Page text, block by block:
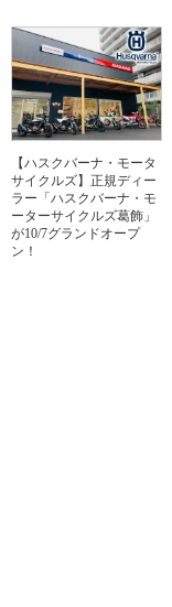
【ハスクバーナ・モータ
サイクルズ】正規ディー
ラー「ハスクバーナ・モ
ーターサイクルズ葛飾」
が10/7グランドオープ
ン！